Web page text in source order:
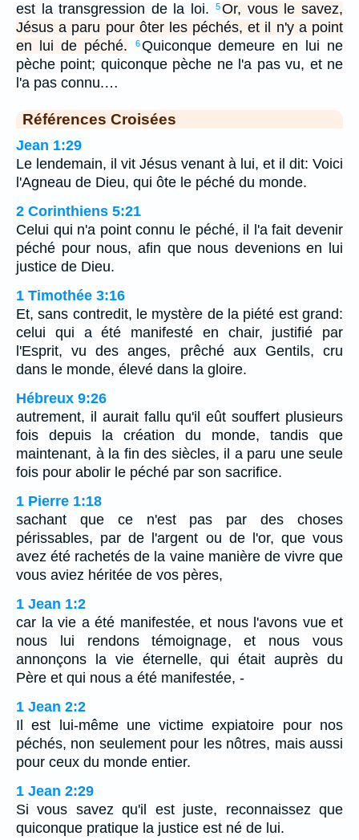
est la transgression de la loi.
5Or, vous le savez,
Jésus a paru pour ôter les péchés, et il n'y a point
en lui de péché.
6 Quiconque demeure en lui ne
pèche point; quiconque pèche ne l'a pas vu, et ne
l'a pas connu.…
Références Croisées
Jean 1:29
Le lendemain, il vit Jésus venant à lui, et il dit: Voici
l'Agneau de Dieu, qui ôte le péché du monde.
2 Corinthiens 5:21
Celui qui n'a point connu le péché, il l'a fait devenir
péché pour nous, afin que nous devenions en lui
justice de Dieu.
1 Timothée 3:16
Et, sans contredit, le mystère de la piété est grand:
celui qui a été manifesté en chair, justifié par
l'Esprit, vu des anges, prêché aux Gentils, cru
dans le monde, élevé dans la gloire.
Hébreux 9:26
autrement, il aurait fallu qu'il eût souffert plusieurs
fois depuis la création du monde, tandis que
maintenant, à la fin des siècles, il a paru une seule
fois pour abolir le péché par son sacrifice.
1 Pierre 1:18
sachant que ce n'est pas par des choses
périssables, par de l'argent ou de l'or, que vous
avez été rachetés de la vaine manière de vivre que
vous aviez héritée de vos pères,
1 Jean 1:2
car la vie a été manifestée, et nous l'avons vue et
nous lui rendons témoignage, et nous vous
annonçons la vie éternelle, qui était auprès du
Père et qui nous a été manifestée, -
1 Jean 2:2
Il est lui-même une victime expiatoire pour nos
péchés, non seulement pour les nôtres, mais aussi
pour ceux du monde entier.
1 Jean 2:29
Si vous savez qu'il est juste, reconnaissez que
quiconque pratique la justice est né de lui.